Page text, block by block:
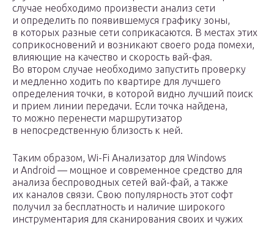
случае необходимо произвести анализ сети
и определить по появившемуся графику зоны,
в которых разные сети соприкасаются. В местах этих
соприкосновений и возникают своего рода помехи,
влияющие на качество и скорость вай-фая.
Во втором случае необходимо запустить проверку
и медленно ходить по квартире для лучшего
определения точки, в которой видно лучший поиск
и прием линии передачи. Если точка найдена,
то можно перенести маршрутизатор
в непосредственную близость к ней.
Таким образом, Wi-Fi Анализатор для Windows
и Android — мощное и современное средство для
анализа беспроводных сетей вай-фай, а также
их каналов связи. Свою популярность этот софт
получил за бесплатность и наличие широкого
инструментария для сканирования своих и чужих